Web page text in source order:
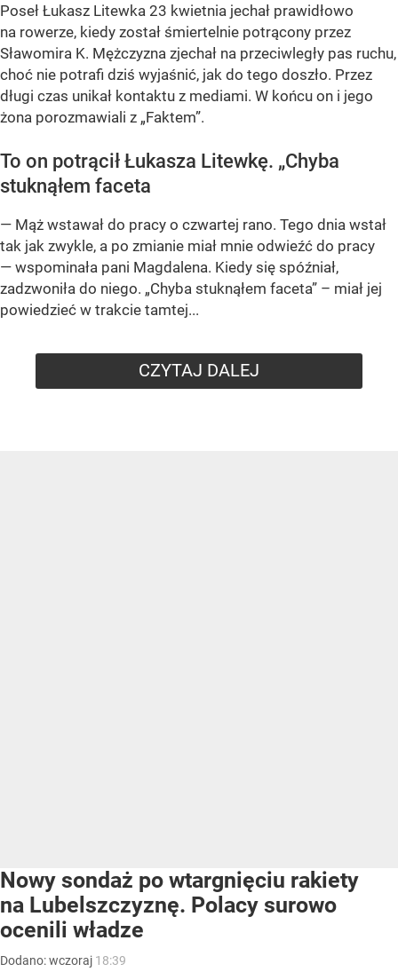
Poseł Łukasz Litewka 23 kwietnia jechał prawidłowo
na rowerze, kiedy został śmiertelnie potrącony przez
Sławomira K. Mężczyzna zjechał na przeciwległy pas ruchu,
choć nie potrafi dziś wyjaśnić, jak do tego doszło. Przez
długi czas unikał kontaktu z mediami. W końcu on i jego
żona porozmawiali z „Faktem”.
To on potrącił Łukasza Litewkę. „Chyba
stuknąłem faceta
— Mąż wstawał do pracy o czwartej rano. Tego dnia wstał
tak jak zwykle, a po zmianie miał mnie odwieźć do pracy
— wspominała pani Magdalena. Kiedy się spóźniał,
zadzwoniła do niego. „Chyba stuknąłem faceta” – miał jej
powiedzieć w trakcie tamtej...
CZYTAJ DALEJ
Nowy sondaż po wtargnięciu rakiety
na Lubelszczyznę. Polacy surowo
ocenili władze
Dodano:wczoraj 18:39